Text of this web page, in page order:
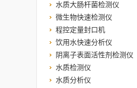
水质大肠杆菌检测仪
微生物快速检测仪
程控定量封口机
饮用水快速分析仪
阴离子表面活性剂检测仪
水质检测仪
水质分析仪